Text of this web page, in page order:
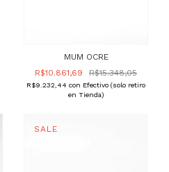
MUM OCRE
R$10.861,69
R$15.348,05
R$9.232,44 con Efectivo (solo retiro
en Tienda)